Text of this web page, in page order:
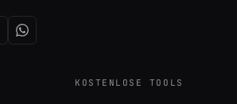
KOSTENLOSE TOOLS